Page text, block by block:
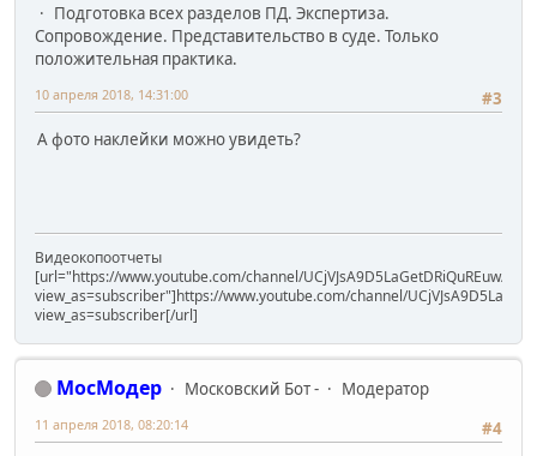
Подготовка всех разделов ПД. Экспертиза.
Сопровождение. Представительство в суде. Только
положительная практика.
#3
10 апреля 2018, 14:31:00
А фото наклейки можно увидеть?
Видеокопоотчеты
[url="https://www.youtube.com/channel/UCjVJsA9D5LaGetDRiQuREuw/
view_as=subscriber"]https://www.youtube.com/channel/
view_as=subscriber[/url]
МосМодер Московский Бот -
Модератор
#4
11 апреля 2018, 08:20:14